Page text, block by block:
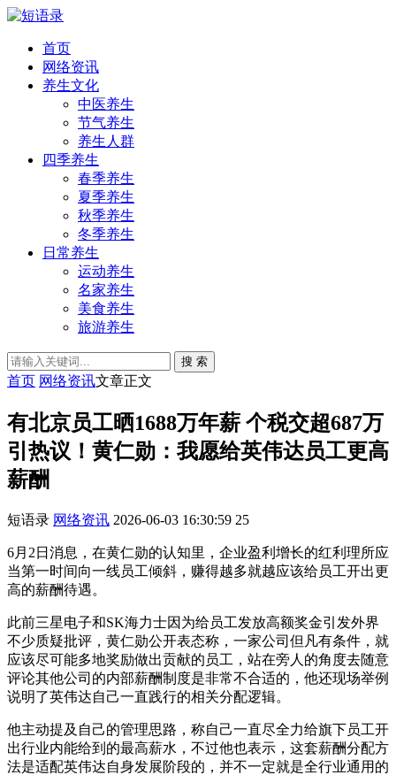
首页
网络资讯
养生文化
中医养生
节气养生
养生人群
四季养生
春季养生
夏季养生
秋季养生
冬季养生
日常养生
运动养生
名家养生
美食养生
旅游养生
搜 索
首页 网络资讯文章正文
有北京员工晒1688万年薪 个税交超687万
引热议！黄仁勋：我愿给英伟达员工更高
薪酬
短语录 网络资讯 2026-06-03 16:30:59 25
6月2日消息，在黄仁勋的认知里，企业盈利增长的红利理所应
当第一时间向一线员工倾斜，赚得越多就越应该给员工开出更
高的薪酬待遇。
此前三星电子和SK海力士因为给员工发放高额奖金引发外界
不少质疑批评，黄仁勋公开表态称，一家公司但凡有条件，就
应该尽可能多地奖励做出贡献的员工，站在旁人的角度去随意
评论其他公司的内部薪酬制度是非常不合适的，他还现场举例
说明了英伟达自己一直践行的相关分配逻辑。
他主动提及自己的管理思路，称自己一直尽全力给旗下员工开
出行业内能给到的最高薪水，不过他也表示，这套薪酬分配方
法是适配英伟达自身发展阶段的，并不一定就是全行业通用的